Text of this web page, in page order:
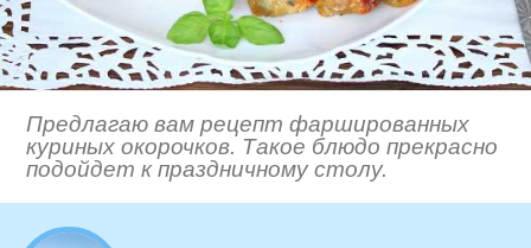
Предлагаю вам рецепт фаршированных
куриных окорочков. Такое блюдо прекрасно
подойдет к праздничному столу.